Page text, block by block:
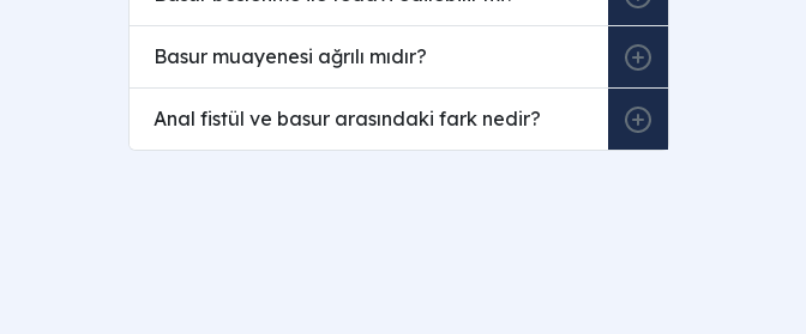
Basur muayenesi ağrılı mıdır?
Anal fistül ve basur arasındaki fark nedir?